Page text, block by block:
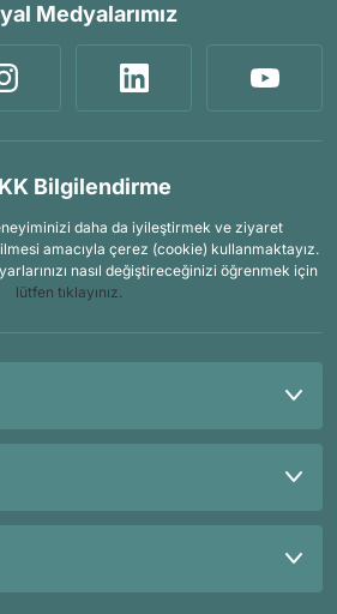
Medyalarımız
Bilgilendirme
daha da iyileştirmek ve ziyaret
amacıyla çerez (cookie) kullanmaktayız.
nasıl değiştireceğinizi öğrenmek için
lütfen tıklayınız.